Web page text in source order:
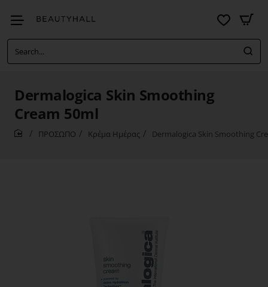
Search...
Dermalogica Skin Smoothing
Cream 50ml
ΠΡΟΣΩΠΟ Κρέμα Ημέρας Dermalogica Skin Smoothing